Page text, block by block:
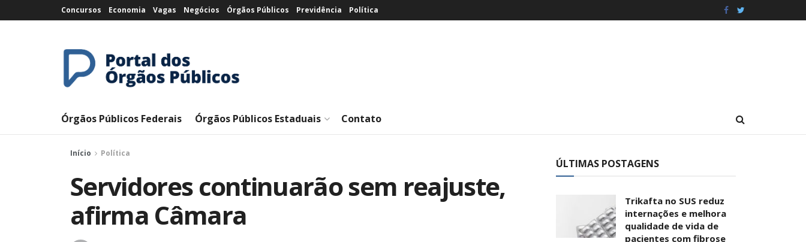
Concursos Economia Vagas Negócios Órgãos Públicos Previdência Política
Órgãos Públicos Federais Órgãos Públicos Estaduais Contato
Início Política
Servidores continuarão sem reajuste,
afirma Câmara
ÚLTIMAS POSTAGENS
Trikafta no SUS reduz
internações e melhora
qualidade de vida de
pacientes com fibrose